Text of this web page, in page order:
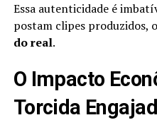
Essa autenticidade é
postam clipes produzidos,
do real.
O Impacto
Torcida